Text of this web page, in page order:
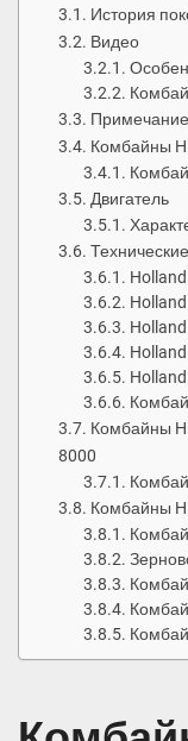
История
Видео
Примечание
Комбайны
Двигатель
Holland
Holland
Holland
Комбайны
8000
Комбайны